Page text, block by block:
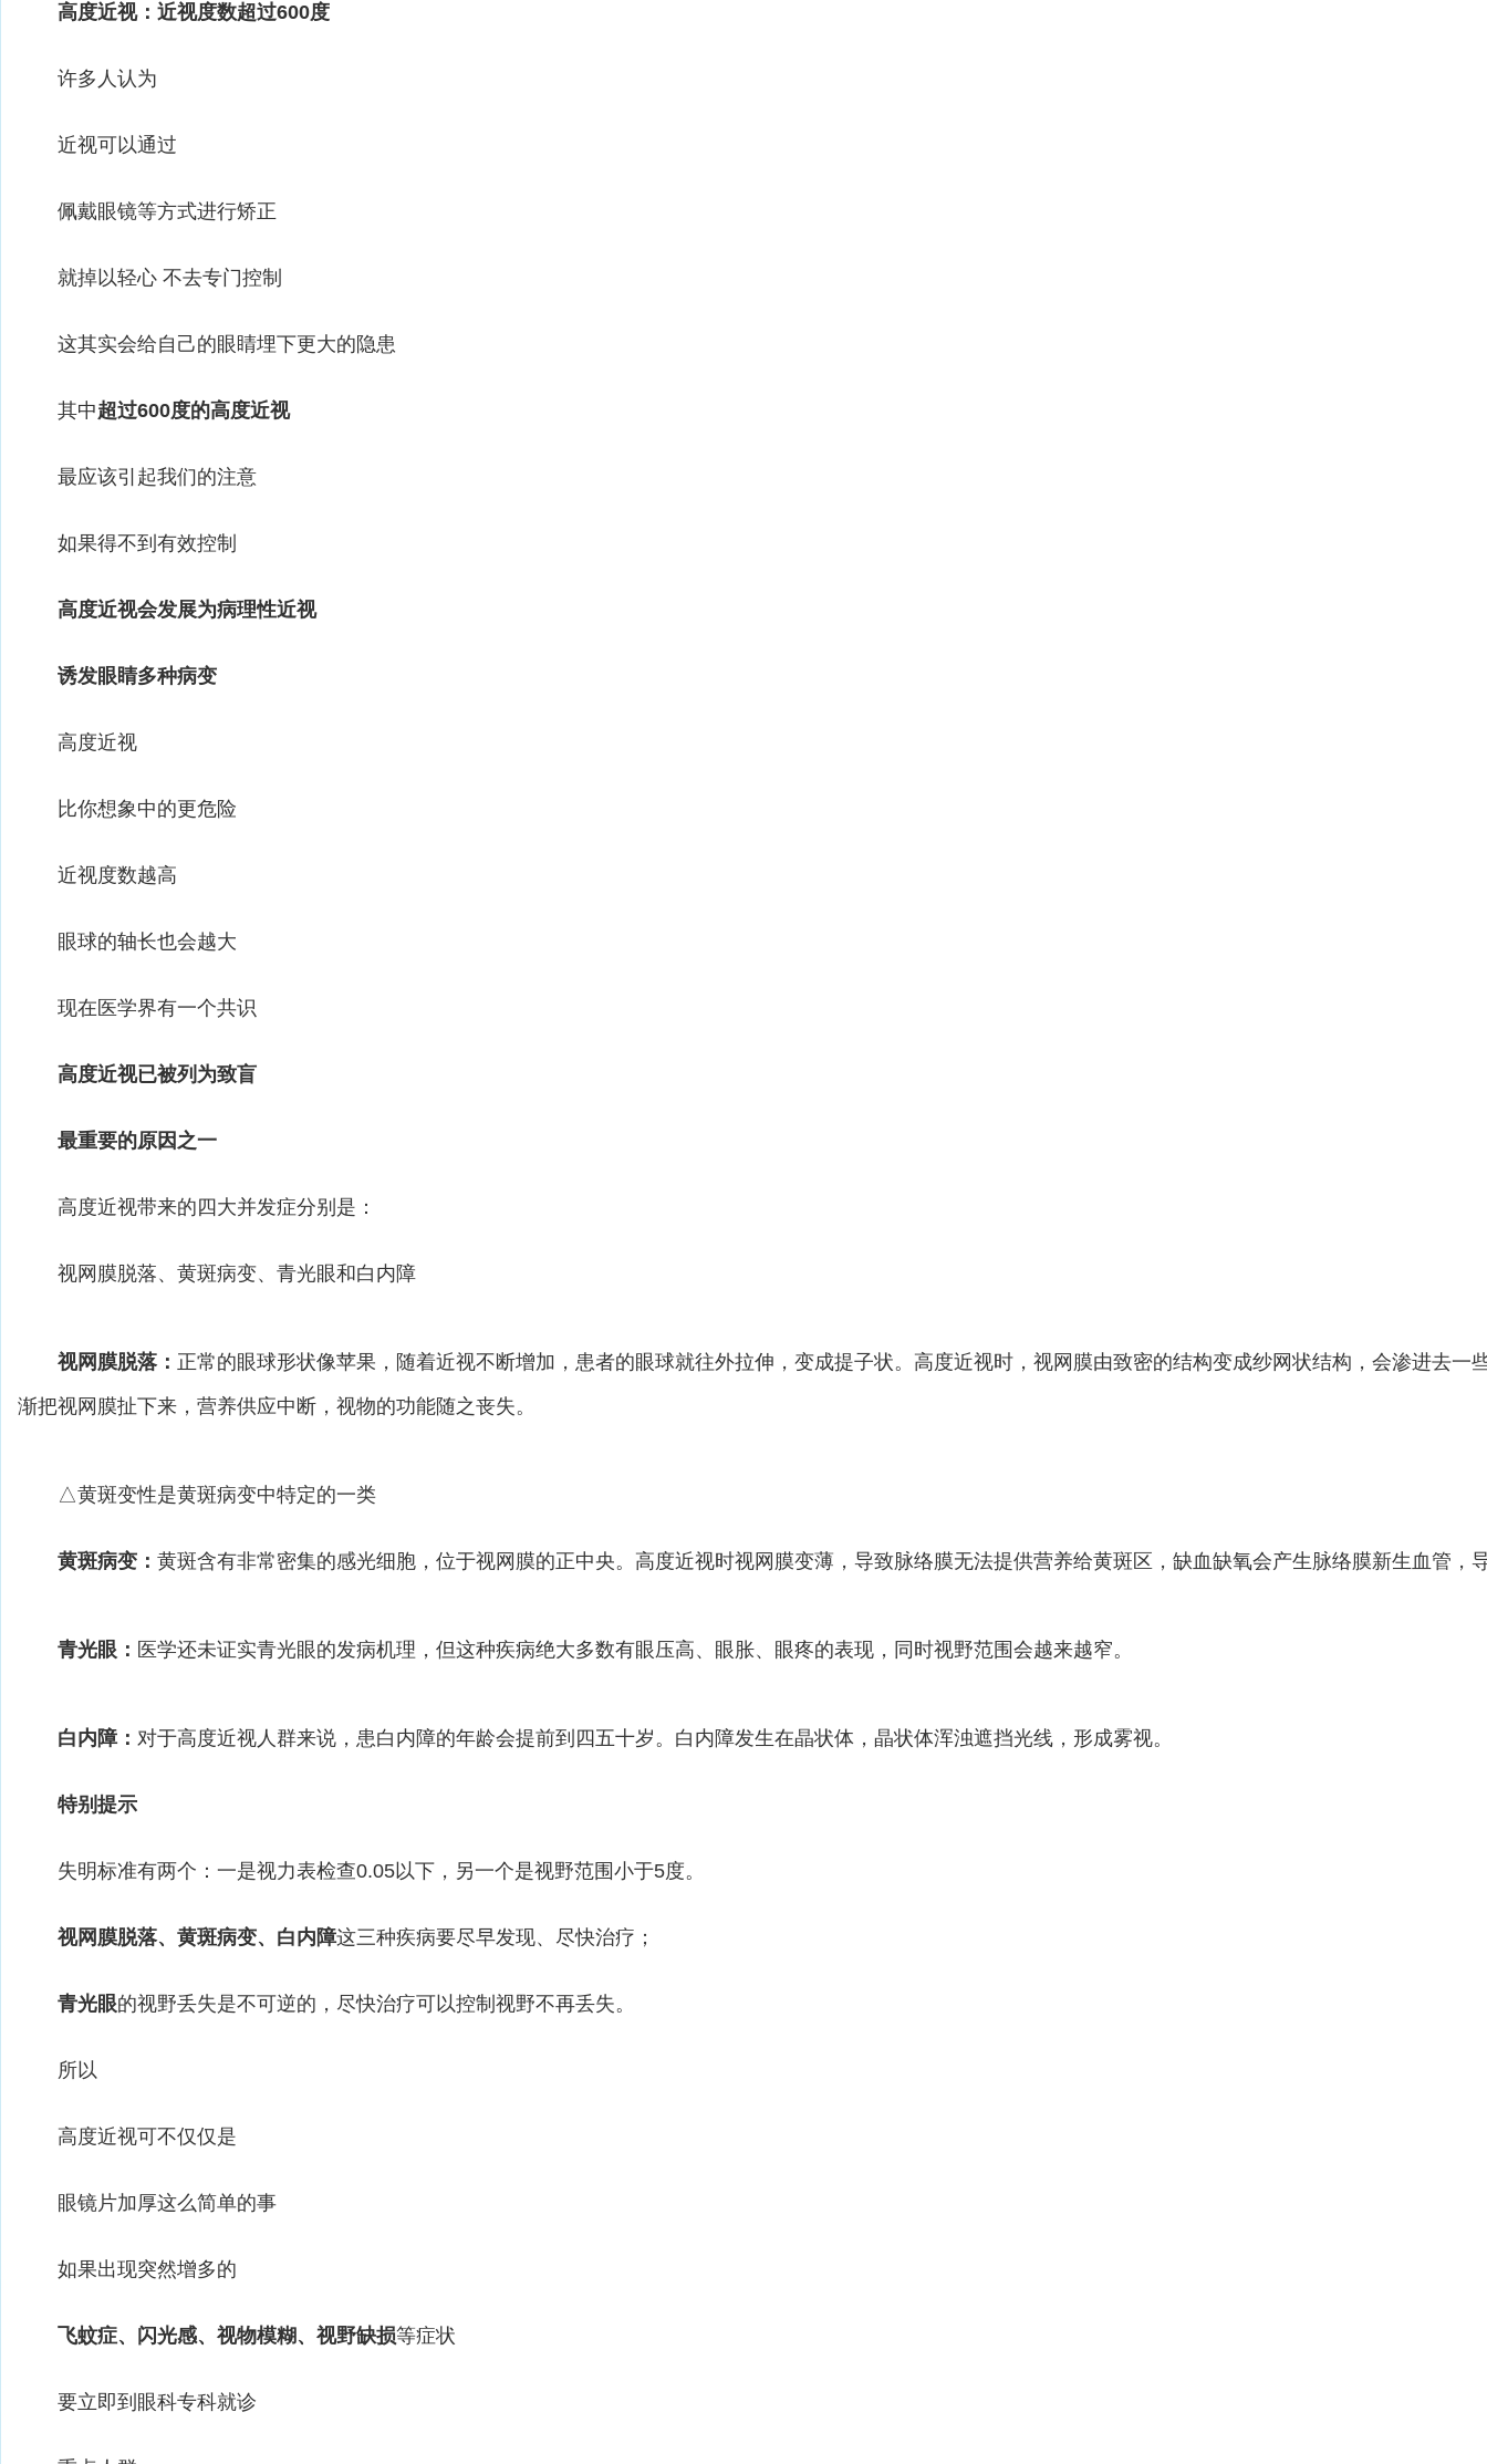
高度近视：近视度数超过600度
许多人认为
近视可以通过
佩戴眼镜等方式进行矫正
就掉以轻心 不去专门控制
这其实会给自己的眼睛埋下更大的隐患
其中超过600度的高度近视
最应该引起我们的注意
如果得不到有效控制
高度近视会发展为病理性近视
诱发眼睛多种病变
高度近视
比你想象中的更危险
近视度数越高
眼球的轴长也会越大
现在医学界有一个共识
高度近视已被列为致盲
最重要的原因之一
高度近视带来的四大并发症分别是：
视网膜脱落、黄斑病变、青光眼和白内障
视网膜脱落： 正常的眼球形状像苹果，随着近视不断增加，患者的眼球就往外拉伸，变成提子状。高度近视时，视网膜由致密的结构变成纱网状结构，会渗进去一
渐把视网膜扯下来，营养供应中断，视物的功能随之丧失。
△黄斑变性是黄斑病变中特定的一类
黄斑病变 ： 黄斑含有非常密集的感光细胞，位于视网膜的正中央。高度近视时视网膜变薄，导致脉络膜无法提供营养给黄斑区，缺血缺氧会产生脉络膜新生血管，
青光眼： 医学还未证实青光眼的发病机理，但这种疾病绝大多数有眼压高、眼胀、眼疼的表现，同时视野范围会越来越窄。
白内障： 对于高度近视人群来说，患白内障的年龄会提前到四五十岁。白内障发生在晶状体，晶状体浑浊遮挡光线，形成雾视。
特别提示
失明标准有两个：一是视力表检查0.05以下，另一个是视野范围小于5度。
视网膜脱落、黄斑病变、白内障这三种疾病要尽早发现、尽快治疗；
青光眼的视野丢失是不可逆的，尽快治疗可以控制视野不再丢失。
所以
高度近视可不仅仅是
眼镜片加厚这么简单的事
如果出现突然增多的
飞蚊症、闪光感、视物模糊、视野缺损等症状
要立即到眼科专科就诊